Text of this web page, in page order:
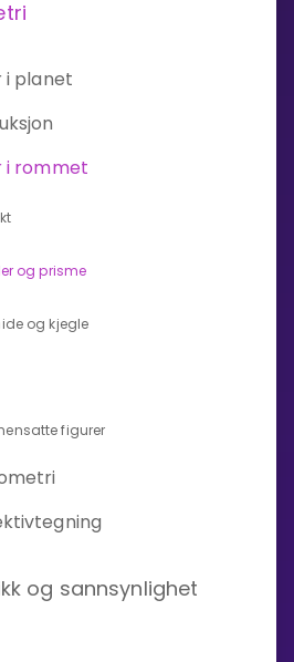
i planet
i rommet
og prisme
og kjegle
figurer
og sannsynlighet